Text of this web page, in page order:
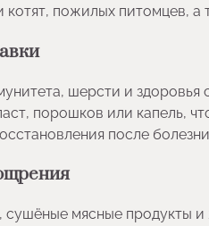
пожилых питомцев, а
шерсти и
порошков или капель,
после
сушёные мясные продукты